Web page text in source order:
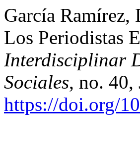
García Ramírez,
Los Periodistas
Interdisciplinar
Sociales, no. 40,
https://doi.org/